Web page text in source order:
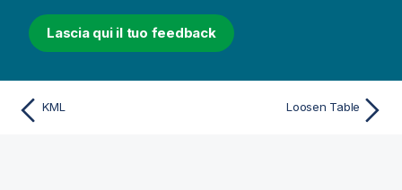
Lascia qui il tuo feedback
KML Loosen Table